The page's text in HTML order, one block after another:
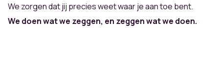
We zorgen dat jij precies weet waar je aan toe bent.
We doen wat we zeggen, en zeggen wat we doen.